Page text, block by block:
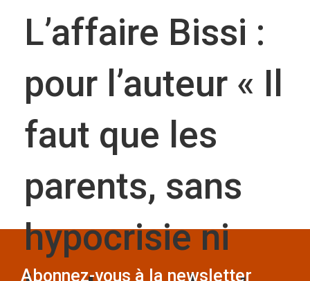
L’affaire Bissi :
pour l’auteur « Il
faut que les
parents, sans
hypocrisie ni
Abonnez-vous à la newsletter